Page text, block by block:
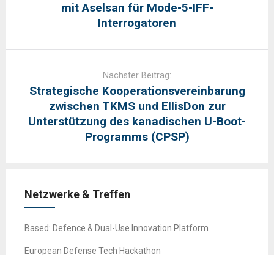
mit Aselsan für Mode-5-IFF-
Interrogatoren
Nächster Beitrag:
Strategische Kooperationsvereinbarung
zwischen TKMS und EllisDon zur
Unterstützung des kanadischen U-Boot-
Programms (CPSP)
Netzwerke & Treffen
Based: Defence & Dual-Use Innovation Platform
European Defense Tech Hackathon